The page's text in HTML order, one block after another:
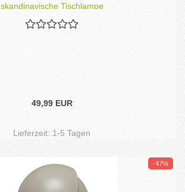
skandinavische Tischlampe
49,99 EUR
Lieferzeit: 1-5 Tagen
-47%